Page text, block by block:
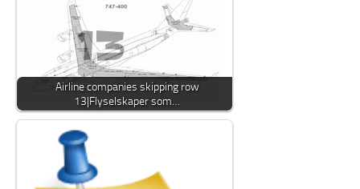
Airline companies skipping row
13|Flyselskaper som…